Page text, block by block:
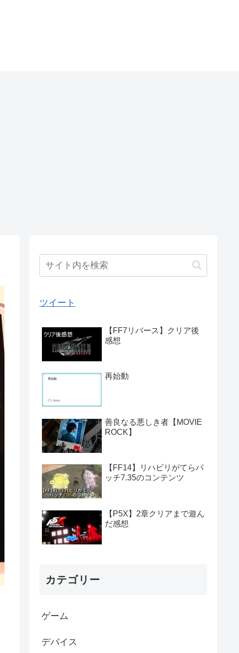
ツイート
【FF7リバース】クリア後
感想
再始動
善良なる悪しき者【MOVIE
ROCK】
【FF14】リハビリがてらパ
ッチ7.35のコンテンツ
【P5X】2章クリアまで遊ん
だ感想
カテゴリー
ゲーム
デバイス